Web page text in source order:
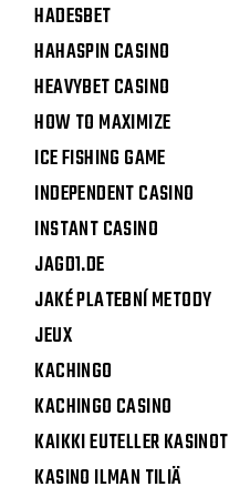
HADESBET
HAHASPIN CASINO
HEAVYBET CASINO
HOW TO MAXIMIZE
ICE FISHING GAME
INDEPENDENT CASINO
INSTANT CASINO
JAGD1.DE
JAKÉ PLATEBNÍ METODY
JEUX
KACHINGO
KACHINGO CASINO
KAIKKI EUTELLER KASINOT
KASINO ILMAN TILIÄ